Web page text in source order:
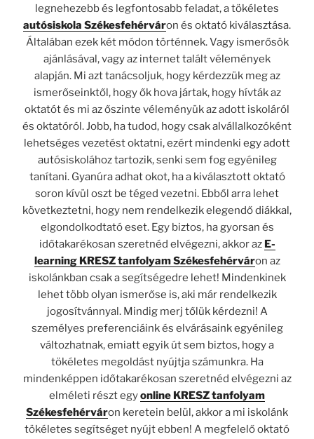
legnehezebb és legfontosabb feladat, a tökéletes
autósiskola Székesfehérváron és oktató kiválasztása.
Általában ezek két módon történnek. Vagy ismerősök
ajánlásával,vagy az internet talált vélemények
alapján. Mi azt tanácsoljuk, hogy kérdezzük meg az
ismerőseinktől, hogy ők hova jártak, hogy hívták az
oktatót és mi az őszinte véleményük az adott iskoláról
és oktatóról. Jobb, ha tudod, hogy csak alvállalkozóként
lehetséges vezetést oktatni, ezért mindenki egy adott
autósiskolához tartozik, senki sem fog egyénileg
tanítani. Gyanúra adhat okot, ha a kiválasztott oktató
soron kívül oszt be téged vezetni. Ebből arra lehet
következtetni, hogy nem rendelkezik elegendő diákkal,
elgondolkodtató eset. Egy biztos, ha gyorsan és
időtakarékosan szeretnéd elvégezni, akkor az E-
learning KRESZ tanfolyam Székesfehérváron az
iskolánkban csak a segítségedre lehet! Mindenkinek
lehet több olyan ismerőse is, aki már rendelkezik
jogosítvánnyal. Mindig merj tőlük kérdezni! A
személyes preferenciáink és elvárásaink egyénileg
változhatnak, emiatt egyik út sem biztos, hogy a
tökéletes megoldást nyújtja számunkra. Ha
mindenképpen időtakarékosan szeretnéd elvégezni az
elméleti részt egyonline KRESZ tanfolyam
Székesfehérváron keretein belül, akkor a mi iskolánk
tökéletes segítséget nyújt ebben! A megfelelő oktató